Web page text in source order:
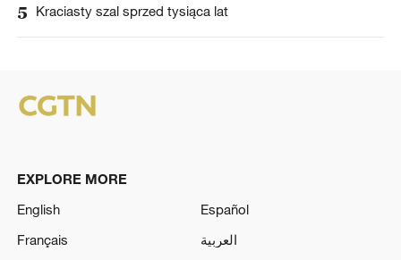
5 Kraciasty szal sprzed tysiąca lat
EXPLORE MORE
English
Español
Français
العربية